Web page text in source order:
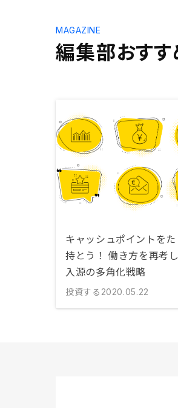
編集部おす
MAGAZINE
キャッシュポイントを
持とう！ 働き方を再考
入源の多角化戦略
投資する 2020.05.22